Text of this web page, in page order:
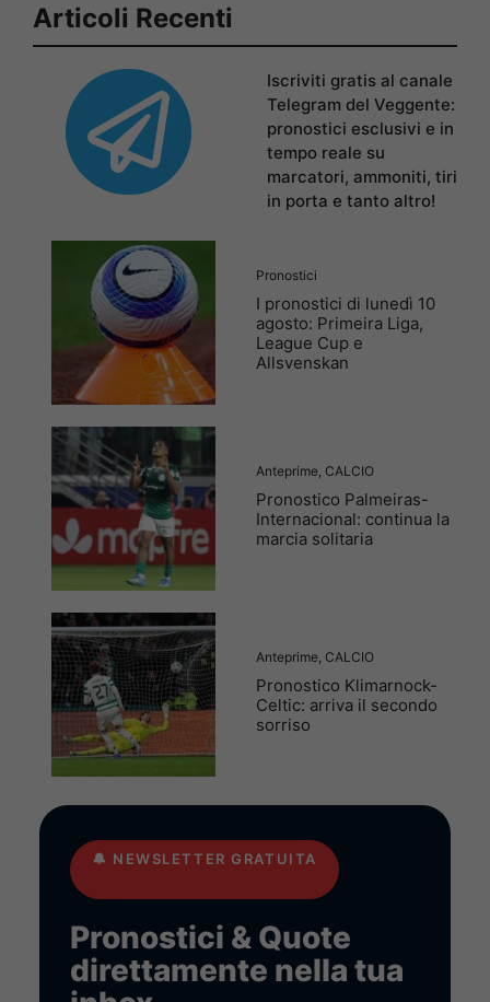
Articoli Recenti
Iscriviti gratis al canale
Telegram del Veggente:
pronostici esclusivi e in
tempo reale su
marcatori, ammoniti, tiri
in porta e tanto altro!
Pronostici
I pronostici di lunedì 10
agosto: Primeira Liga,
League Cup e
Allsvenskan
Anteprime, CALCIO
Pronostico Palmeiras-
Internacional: continua la
marcia solitaria
Anteprime, CALCIO
Pronostico Klimarnock-
Celtic: arriva il secondo
sorriso
🔔 NEWSLETTER GRATUITA
Pronostici & Quote
direttamente nella tua